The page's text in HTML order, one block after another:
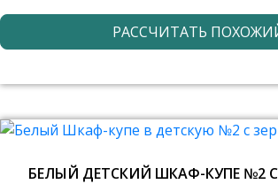
РАССЧИТАТЬ
БЕЛЫЙ ДЕТСКИЙ ШКАФ-КУПЕ №2